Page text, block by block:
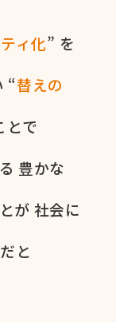
ィ化” を​
“替えの​
とで
豊かな​
が 社会に​
と​